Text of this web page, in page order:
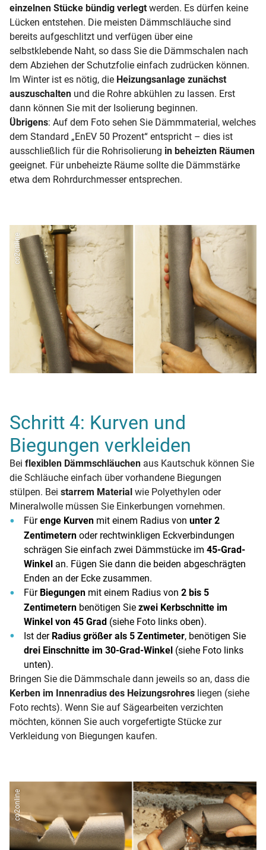
einzelnen Stücke bündig verlegt werden. Es dürfen keine
Lücken entstehen. Die meisten Dämmschläuche sind
bereits aufgeschlitzt und verfügen über eine
selbstklebende Naht, so dass Sie die Dämmschalen nach
dem Abziehen der Schutzfolie einfach zudrücken können.
Im Winter ist es nötig, die Heizungsanlage zunächst
auszuschalten und die Rohre abkühlen zu lassen. Erst
dann können Sie mit der Isolierung beginnen.
Übrigens: Auf dem Foto sehen Sie Dämmmaterial, welches
dem Standard „EnEV 50 Prozent“ entspricht – dies ist
ausschließlich für die Rohrisolierung in beheizten Räumen
geeignet. Für unbeheizte Räume sollte die Dämmstärke
etwa dem Rohrdurchmesser entsprechen.
co2online
Schritt 4: Kurven und
Biegungen verkleiden
Bei flexiblen Dämmschläuchen aus Kautschuk können Sie
die Schläuche einfach über vorhandene Biegungen
stülpen. Bei starrem Material wie Polyethylen oder
Mineralwolle müssen Sie Einkerbungen vornehmen.
Fürenge Kurven mit einem Radius von unter 2
Zentimetern oder rechtwinkligen Eckverbindungen
schrägen Sie einfach zwei Dämmstücke im 45-Grad-
Winkel an. Fügen Sie dann die beiden abgeschrägten
Enden an der Ecke zusammen.
Für Biegungen mit einem Radius von 2 bis 5
Zentimetern benötigen Sie zwei Kerbschnitte im
Winkel von 45 Grad (siehe Foto links oben).
Ist der Radius größer als 5 Zentimeter, benötigen Sie
drei Einschnitte im 30-Grad-Winkel (siehe Foto links
unten).
Bringen Sie die Dämmschale dann jeweils so an, dass die
Kerben im Innenradius des Heizungsrohres liegen (siehe
Foto rechts). Wenn Sie auf Sägearbeiten verzichten
möchten, können Sie auch vorgefertigte Stücke zur
Verkleidung von Biegungen kaufen.
co2online